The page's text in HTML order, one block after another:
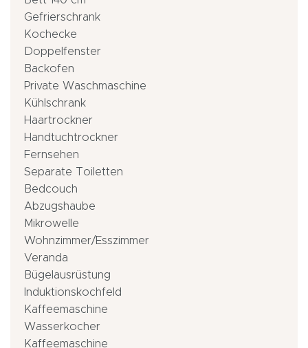
Gefrierschrank
Kochecke
Doppelfenster
Backofen
Private Waschmaschine
Kühlschrank
Haartrockner
Handtuchtrockner
Fernsehen
Separate Toiletten
Bedcouch
Abzugshaube
Mikrowelle
Wohnzimmer/Esszimmer
Veranda
Bügelausrüstung
Induktionskochfeld
Kaffeemaschine
Wasserkocher
Kaffeemaschine